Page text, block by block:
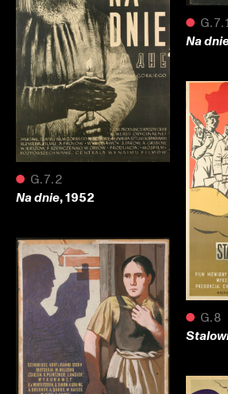
●
Na
● G.7.2
Na dnie, 1952
● G.8